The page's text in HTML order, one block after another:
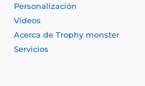
Personalización
Vídeos
Acerca de Trophy monster
Servicios